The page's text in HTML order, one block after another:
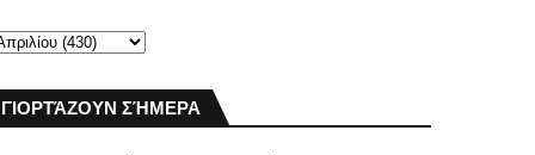
ΓΙΟΡΤΆΖΟΥΝ ΣΉΜΕΡΑ